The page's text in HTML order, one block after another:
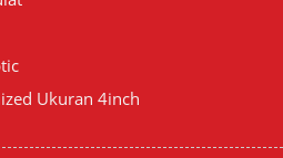
Ukuran 4inch